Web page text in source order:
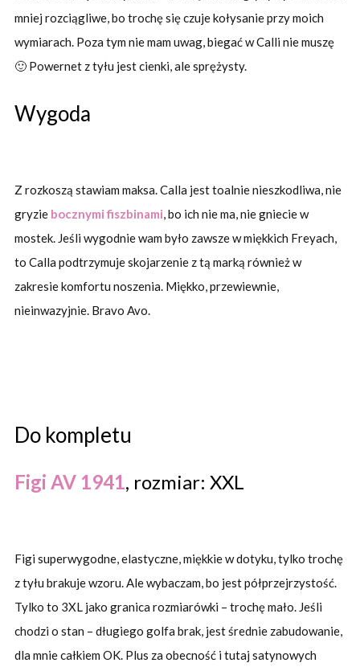
mniej rozciągliwe, bo trochę się czuje kołysanie przy moich
wymiarach. Poza tym nie mam uwag, biegać w Calli nie muszę
🙂 Powernet z tyłu jest cienki, ale sprężysty.
Wygoda
Z rozkoszą stawiam maksa. Calla jest toalnie nieszkodliwa, nie
gryzie bocznymi fiszbinami, bo ich nie ma, nie gniecie w
mostek. Jeśli wygodnie wam było zawsze w miękkich Freyach,
to Calla podtrzymuje skojarzenie z tą marką również w
zakresie komfortu noszenia. Miękko, przewiewnie,
nieinwazyjnie. Bravo Avo.
Do kompletu
Figi AV 1941, rozmiar: XXL
Figi superwygodne, elastyczne, miękkie w dotyku, tylko trochę
z tyłu brakuje wzoru. Ale wybaczam, bo jest półprzejrzystość.
Tylko to 3XL jako granica rozmiarówki – trochę mało. Jeśli
chodzi o stan – długiego golfa brak, jest średnie zabudowanie,
dla mnie całkiem OK. Plus za obecność i tutaj satynowych